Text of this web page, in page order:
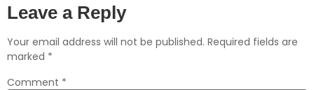
Leave a Reply
Your email address will not be published. Required fields are
marked *
Comment *